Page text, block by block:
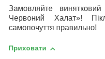
Замовляйте
Червоний Халат»!
самопочуття правильно!
Приховати